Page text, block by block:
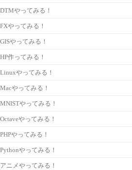
DTMやってみる！
FXやってみる！
GISやってみる！
HP作ってみる！
Linuxやってみる！
Macやってみる！
MNISTやってみる！
Octaveやってみる！
PHPやってみる！
Pythonやってみる！
アニメやってみる！